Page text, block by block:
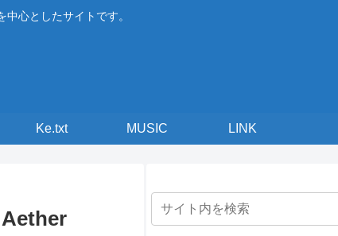
心としたサイトです。
Ke.txt MUSIC LINK